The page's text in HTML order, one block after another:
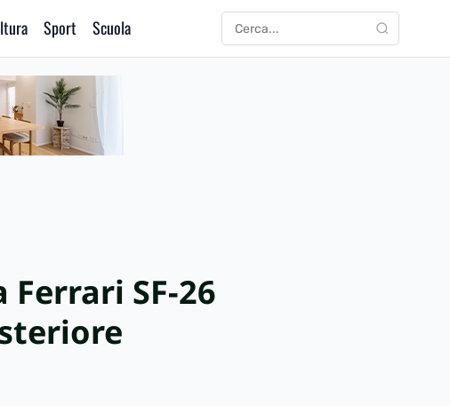
Sport Scuola Cerca: CERCA
SF-26